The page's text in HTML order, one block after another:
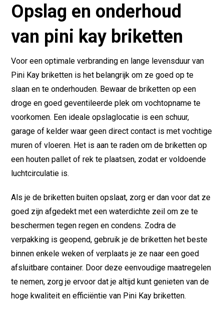
Opslag en onderhoud
van pini kay briketten
Voor een optimale verbranding en lange levensduur van
Pini Kay briketten is het belangrijk om ze goed op te
slaan en te onderhouden. Bewaar de briketten op een
droge en goed geventileerde plek om vochtopname te
voorkomen. Een ideale opslaglocatie is een schuur,
garage of kelder waar geen direct contact is met vochtige
muren of vloeren. Het is aan te raden om de briketten op
een houten pallet of rek te plaatsen, zodat er voldoende
luchtcirculatie is.
Als je de briketten buiten opslaat, zorg er dan voor dat ze
goed zijn afgedekt met een waterdichte zeil om ze te
beschermen tegen regen en condens. Zodra de
verpakking is geopend, gebruik je de briketten het beste
binnen enkele weken of verplaats je ze naar een goed
afsluitbare container. Door deze eenvoudige maatregelen
te nemen, zorg je ervoor dat je altijd kunt genieten van de
hoge kwaliteit en efficiëntie van Pini Kay briketten.